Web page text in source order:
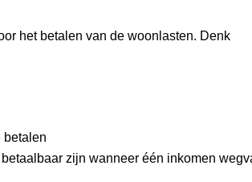
het betalen van de woonlasten. Denk
betalen
zijn wanneer één inkomen